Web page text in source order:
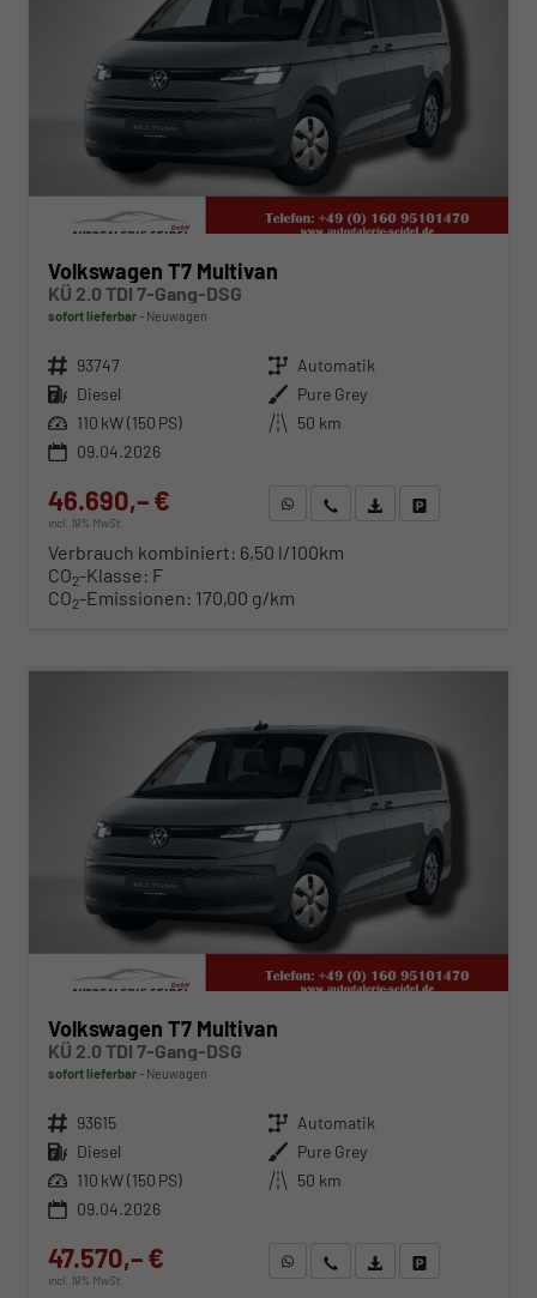
Volkswagen T7 Multivan
KÜ 2.0 TDI 7-Gang-DSG
sofort lieferbar Neuwagen
Fahrzeugnr. 93747 Getriebe Automatik
Kraftstoff Diesel Außenfarbe Pure Grey
Leistung 110 kW (150 PS) Kilometerstand 50 km
09.04.2026
46.690,– €
incl. 19% MwSt.
WhatsApp anfragen
Wir rufen Sie anFahrzeugexposé (PDF)
Verbrauch kombiniert: 6,50 l/100km
CO2-Klasse: F
CO2-Emissionen: 170,00 g/km
Volkswagen T7 Multivan
KÜ 2.0 TDI 7-Gang-DSG
sofort lieferbar Neuwagen
Fahrzeugnr. 93615 Getriebe Automatik
Kraftstoff Diesel Außenfarbe Pure Grey
Leistung 110 kW (150 PS) Kilometerstand 50 km
09.04.2026
47.570,– €
incl. 19% MwSt.
WhatsApp anfragen
Wir rufen Sie anFahrzeugexposé (PDF)